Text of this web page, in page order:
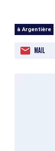
à Argentière
MAIL